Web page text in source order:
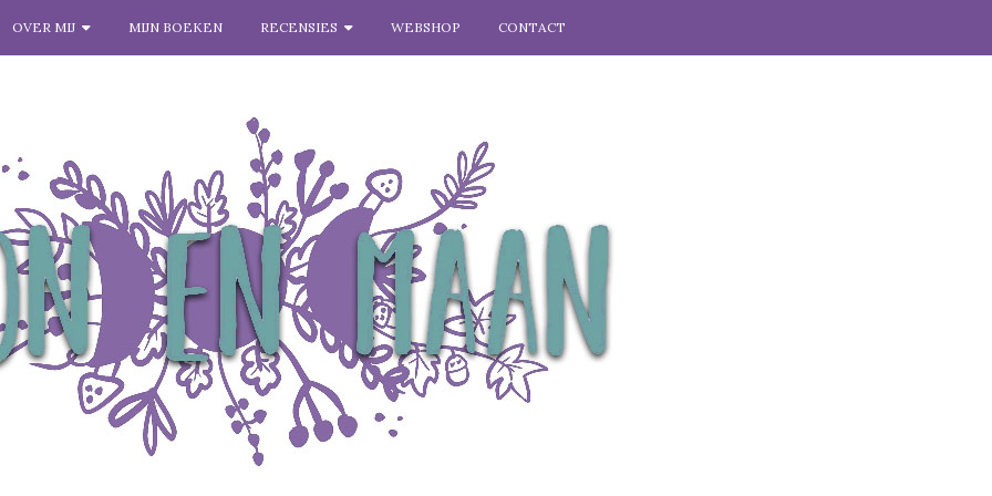
OVER MIJ MIJN BOEKEN RECENSIES WEBSHOP CONTACT